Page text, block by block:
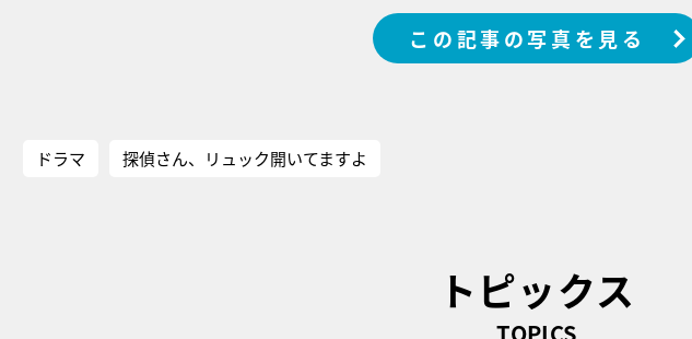
この記事の写真を見る
ドラマ 探偵さん、リュック開いてますよ
トピックス